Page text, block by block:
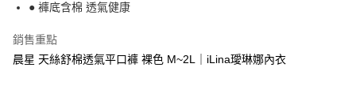
每筆NT$90，滿NT$1,300(含以上)免運費
● 褲底含棉 透氣健康
銷售重點
晨星 天絲舒棉透氣平口褲 裸色 M~2L｜iLina璦琳娜內衣